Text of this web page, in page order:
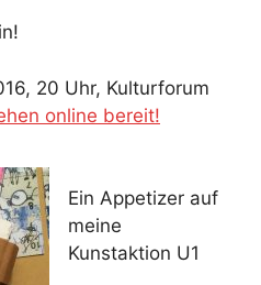
20 Uhr, Kulturforum
online bereit!
Ein Appetizer auf
meine
Kunstaktion U1